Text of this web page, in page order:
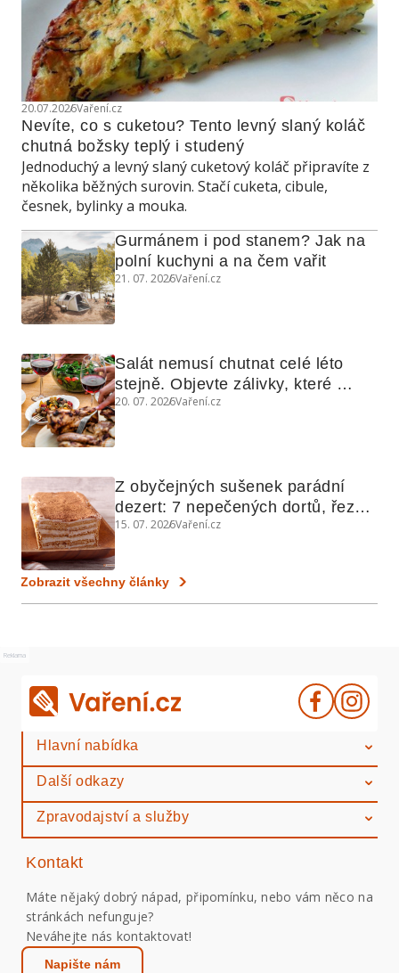
20.07.2026Vaření.cz
Nevíte, co s cuketou? Tento levný slaný koláč
chutná božsky teplý i studený
Jednoduchý a levný slaný cuketový koláč připravíte z
několika běžných surovin. Stačí cuketa, cibule,
česnek, bylinky a mouka.
Gurmánem i pod stanem? Jak na
polní kuchyni a na čem vařit
21. 07. 2026Vaření.cz
Salát nemusí chutnat celé léto
stejně. Objevte zálivky, které
využijete i na maso, nudle nebo
20. 07. 2026Vaření.cz
Z obyčejných sušenek parádní
dezert: 7 nepečených dortů, řezů
a koláčů
15. 07. 2026Vaření.cz
Zobrazit všechny články
Reklama
Hlavní nabídka
Další odkazy
Zpravodajství a služby
Kontakt
Máte nějaký dobrý nápad, připomínku, nebo vám něco na
stránkách nefunguje?
Neváhejte nás kontaktovat!
Napište nám